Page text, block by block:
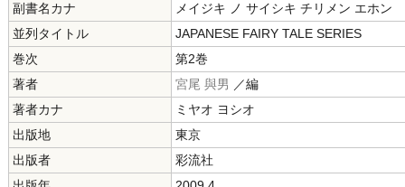
副書名カナ
メイジキ ノ サイシキ チリメン エホン
並列タイトル
JAPANESE FAIRY TALE SERIES
巻次
第2巻
著者
宮尾 與男 ／編
著者カナ
ミヤオ ヨシオ
出版地
東京
出版者
彩流社